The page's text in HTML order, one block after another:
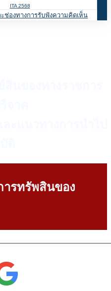
ITA 2568
ช่องทางการรับฟังความคิดเห็น
ารทรัพสินของ